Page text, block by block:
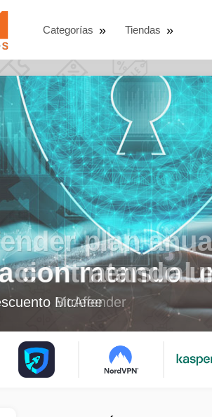
Categorías Tiendas
contratando
McAfee